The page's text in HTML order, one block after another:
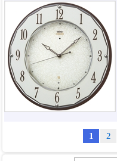
1 2